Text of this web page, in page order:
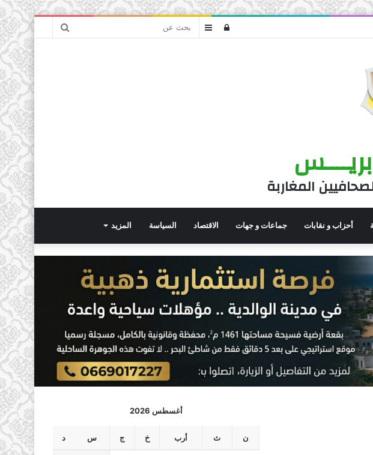
بحث
عمودتسجيل
المغاربة
أحزاب و نقابات جماعات و جهات الاقتصاد السياسة المزيد
أغسطس 2026
ن ث أرب خ ج س د